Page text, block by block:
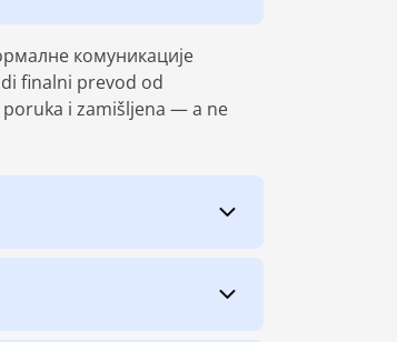
комуникације
finalni prevod od
poruka i zamišljena — a ne